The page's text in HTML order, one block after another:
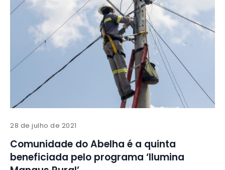
28 de julho de 2021
Comunidade do Abelha é a quinta
beneficiada pelo programa ‘Ilumina